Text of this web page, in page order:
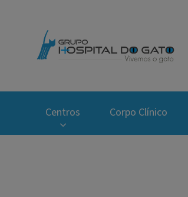
Centros Corpo Clínico